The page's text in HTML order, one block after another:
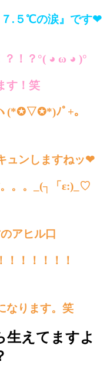
７.５℃の涙』です❤
！？°( ◕ ω ◕ )°
す！笑
(*✪▽✪*)ﾉﾟ+｡
ュンしますねッ❤
。。_(┐「ε:)_♡
アヒル口
！！！！！！
なります。笑
生えてますよ